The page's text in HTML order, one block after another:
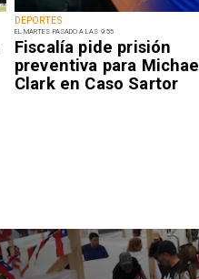
DEPORTES
EL MARTES PASADO A LAS 9:55
Fiscalía pide prisión
preventiva para Michael
Clark en Caso Sartor